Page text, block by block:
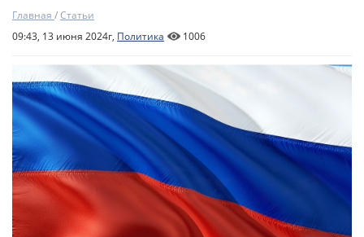
Главная /Статьи
09:43, 13 июня 2024г, Политика 1006